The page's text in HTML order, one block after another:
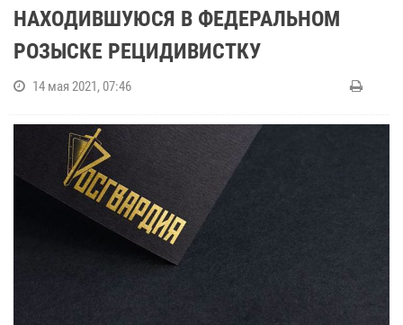
НАХОДИВШУЮСЯ В ФЕДЕРАЛЬНОМ
РОЗЫСКЕ РЕЦИДИВИСТКУ
14 мая 2021, 07:46